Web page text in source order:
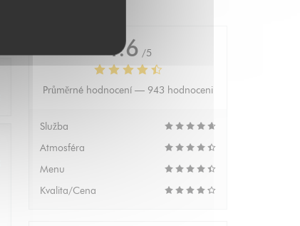
4.6 /5
Průměrné hodnocení — 943 hodnoceni
Služba
Atmosféra
Menu
Kvalita/Cena